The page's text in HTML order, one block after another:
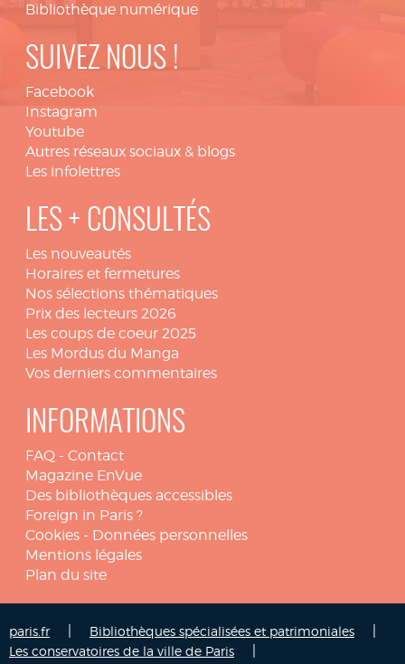
Bibliothèque numérique
SUIVEZ NOUS !
Facebook
Instagram
Youtube
Autres réseaux sociaux & blogs
Les infolettres
LES + CONSULTÉS
Les nouveautés
Horaires et fermetures
Nos sélections thématiques
Prix des lecteurs 2026
Les coups de coeur 2025
Les Mordus du Manga
Vos derniers commentaires
INFORMATIONS
FAQ - Contact
Magazine EnVue
Des bibliothèques accessibles
Foreign in Paris ?
Cookies - Données personnelles
Mentions légales
Plan du site
paris.fr Bibliothèques spécialisées et patrimoniales
Les conservatoires de la ville de Paris